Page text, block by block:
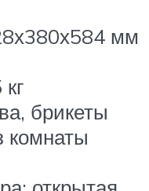
мм
брикеты
комнаты